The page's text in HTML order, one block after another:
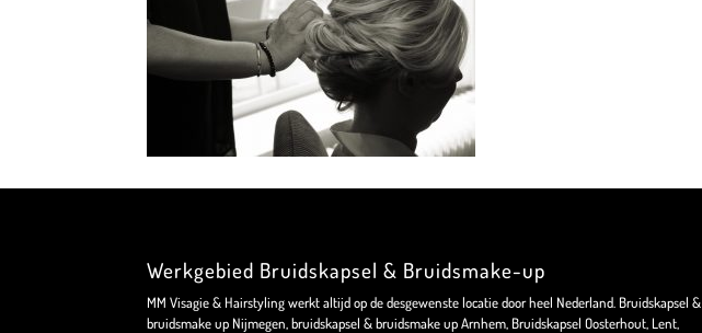
Werkgebied Bruidskapsel & Bruidsmake-up
MM Visagie & Hairstyling werkt altijd op de desgewenste locatie door heel Nederland. Bruidskapsel &
bruidsmake up Nijmegen, bruidskapsel & bruidsmake up Arnhem, Bruidskapsel Oosterhout, Lent,